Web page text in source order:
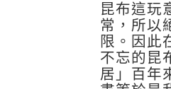
昆布這玩
常，所以
限。因此
不忘的昆
居」百年